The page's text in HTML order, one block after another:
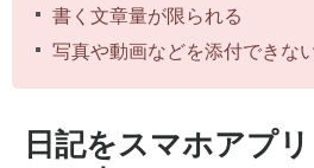
書く文章量が限られる
写真や動画などを添付できな
日記をスマホアプ